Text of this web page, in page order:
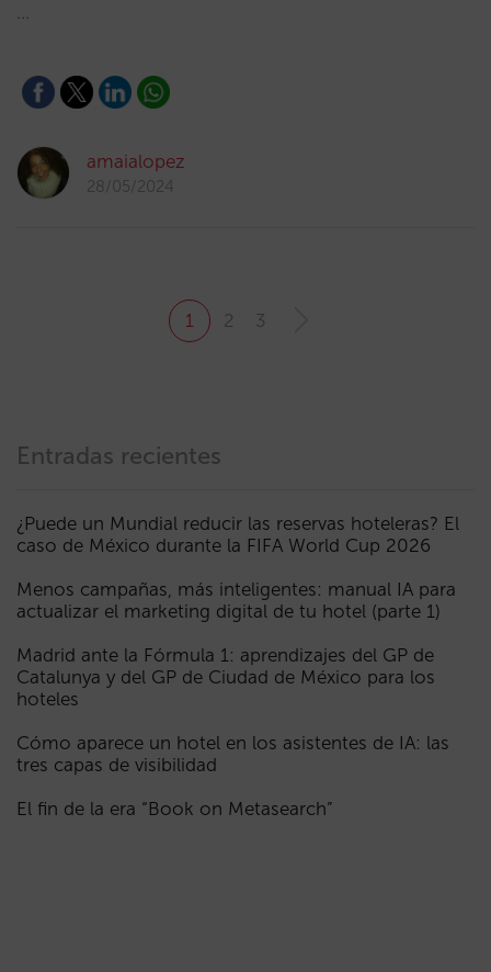
…
amaialopez
28/05/2024
1 2 3
Entradas recientes
¿Puede un Mundial reducir las reservas hoteleras? El
caso de México durante la FIFA World Cup 2026
Menos campañas, más inteligentes: manual IA para
actualizar el marketing digital de tu hotel (parte 1)
Madrid ante la Fórmula 1: aprendizajes del GP de
Catalunya y del GP de Ciudad de México para los
hoteles
Cómo aparece un hotel en los asistentes de IA: las
tres capas de visibilidad
El fin de la era “Book on Metasearch”